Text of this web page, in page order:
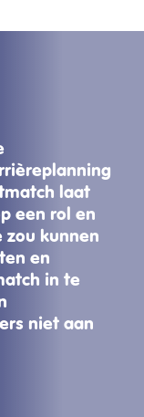
laat
een rol en
kunnen
en
in te
niet aan